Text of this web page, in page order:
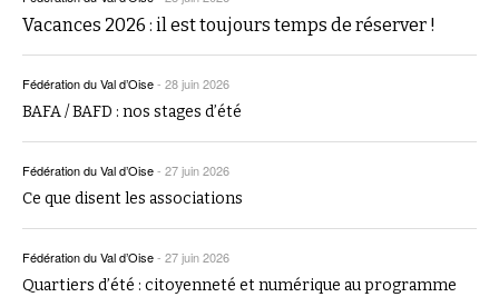
Vacances 2026 : il est toujours temps de réserver !
Fédération du Val d’Oise- 28 juin 2026
BAFA / BAFD : nos stages d’été
Fédération du Val d’Oise- 27 juin 2026
Ce que disent les associations
Fédération du Val d’Oise- 27 juin 2026
Quartiers d’été : citoyenneté et numérique au programme